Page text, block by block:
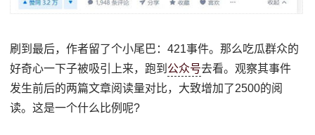
刷到最后，作者留了个小尾巴：421事件。那么吃瓜群众的
好奇心一下子被吸引上来，跑到 公众号去看。观察其事件
发生前后的两篇文章阅读量对比，大致增加了2500的阅
读。这是一个什么比例呢?